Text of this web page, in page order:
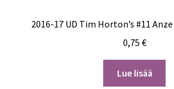
2016-17 UD Tim Horton’s #11
0,75 €
Lue lisää